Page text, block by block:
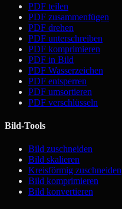
PDF teilen
PDF zusammenfügen
PDF drehen
PDF unterschreiben
PDF komprimieren
PDF in Bild
PDF Wasserzeichen
PDF entsperren
PDF umsortieren
PDF verschlüsseln
Bild-Tools
Bild zuschneiden
Bild skalieren
Kreisförmig zuschneiden
Bild komprimieren
Bild konvertieren